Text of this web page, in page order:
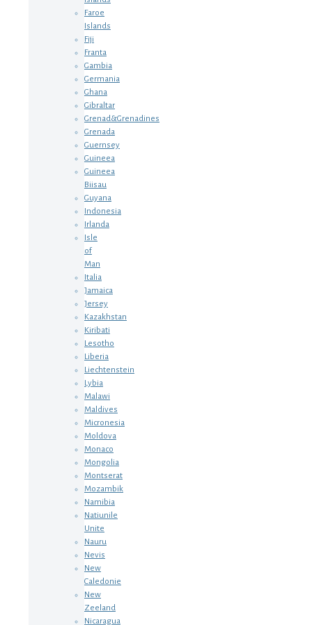
Faroe
Islands
Fiji
Franta
Gambia
Germania
Ghana
Gibraltar
Grenad&Grenadines
Grenada
Guernsey
Guineea
Guineea
Biisau
Guyana
Indonesia
Irlanda
Isle
of
Man
Italia
Jamaica
Jersey
Kazakhstan
Kiribati
Lesotho
Liberia
Liechtenstein
Lybia
Malawi
Maldives
Micronesia
Moldova
Monaco
Mongolia
Montserat
Mozambik
Namibia
Natiunile
Unite
Nauru
Nevis
New
Caledonie
New
Zeeland
Nicaragua